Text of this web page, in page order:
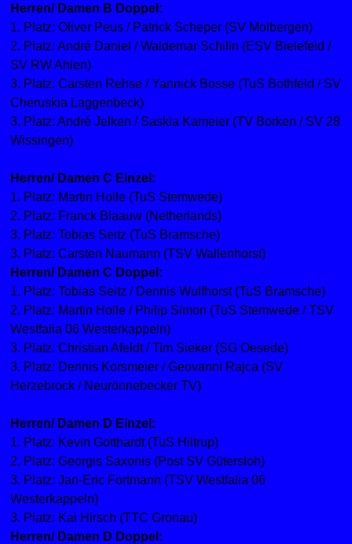
Herren/ Damen B Doppel:
1. Platz: Oliver Peus / Patrick Scheper (SV Molbergen)
2. Platz: André Daniel / Waldemar Schilin (ESV Bielefeld /
SV RW Ahlen)
3. Platz: Carsten Rehse / Yannick Bosse (TuS Bothfeld / SV
Cheruskia Laggenbeck)
3. Platz: André Jelken / Saskia Kameier (TV Borken / SV 28
Wissingen)
Herren/ Damen C Einzel:
1. Platz: Martin Holle (TuS Stemwede)
2. Platz: Franck Blaauw (Netherlands)
3. Platz: Tobias Seitz (TuS Bramsche)
3. Platz: Carsten Naumann (TSV Wallenhorst)
Herren/ Damen C Doppel:
1. Platz: Tobias Seitz / Dennis Wulfhorst (TuS Bramsche)
2. Platz: Martin Holle / Philip Simon (TuS Stemwede / TSV
Westfalia 06 Westerkappeln)
3. Platz: Christian Afeldt / Tim Sieker (SG Oesede)
3. Platz: Dennis Korsmeier / Geovanni Rajca (SV
Herzebrock / Neurönnebecker TV)
Herren/ Damen D Einzel:
1. Platz: Kevin Gotthardt (TuS Hiltrup)
2. Platz: Georgis Saxonis (Post SV Gütersloh)
3. Platz: Jan-Eric Fortmann (TSV Westfalia 06
Westerkappeln)
3. Platz: Kai Hirsch (TTC Gronau)
Herren/ Damen D Doppel: